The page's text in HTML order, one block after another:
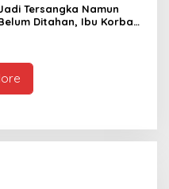
Tersangka Namun
Ditahan, Ibu Korban
Hamil